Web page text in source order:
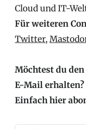
Cloud und IT-
Für weiteren
Twitter,
Möchtest du
E-Mail erhalten?
Einfach hier